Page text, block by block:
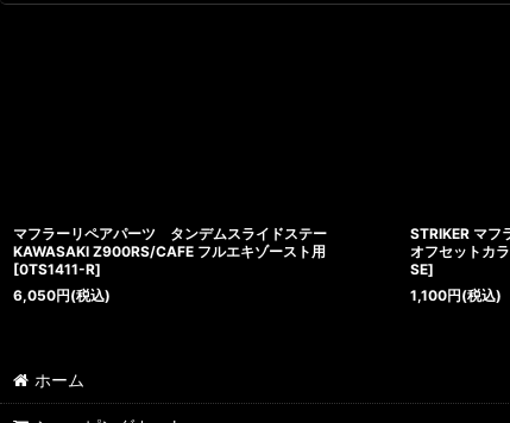
マフラーリペアパーツ タンデムスライドステー
KAWASAKI Z900RS/CAFE フルエキゾースト用
[0TS1411-R]
6,050円(税込)
STRIKER マ
オフセットカ
SE]
1,100円(税込)
ホーム